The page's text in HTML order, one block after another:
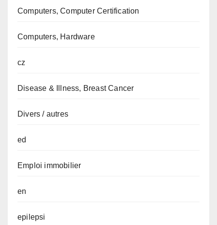
Computers, Computer Certification
Computers, Hardware
cz
Disease & Illness, Breast Cancer
Divers / autres
ed
Emploi immobilier
en
epilepsi